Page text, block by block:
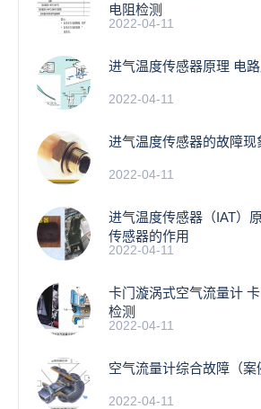
电阻检测
2022-04-11
进气温度传感器原理 电
2022-04-11
进气温度传感器的故障现
2022-04-11
进气温度传感器（IAT）
传感器的作用
2022-04-11
卡门漩涡式空气流量计
检测
2022-04-11
空气流量计综合故障（案
2022-04-11